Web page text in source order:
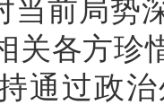
当前局势
关各方珍
通过政